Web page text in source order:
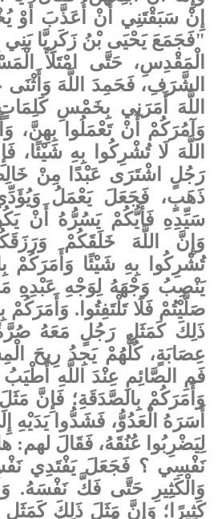
إِنْ سَبَقْتَنِي أَنْ أُعَذَّبَ
"فَجَمَعَ يَحْيَى بْنُ زَكَرِيَّا
الْمَقْدِسِ، حَتَّى امْتَلَأَ
الشَّرَفِ، فَحَمِدَ اللَّهَ وَأَثْنَى
اللَّهَ أَمَرَنِي بِخَمْسِ
وَآمُرَكُمْ أَنْ تَعْمَلُوا بِهِنَّ،
اللَّهَ لَا تُشْرِكُوا بِهِ
رَجُلٍ اشْتَرَى عَبْدًا مِنْ
ذَهَبٍ، فَجَعَلَ يَعْمَلُ
سَيِّدِهِ فَأَيُّكُمْ يَسُرُّهُ أَنْ
وَإِنَّ اللَّهَ خَلَقَكُمْ
تُشْرِكُوا بِهِ شَيْئًا وَأَمَرَكُمْ
يَنْصِبُ وَجْهَهُ لِوَجْهِ عَبْدِهِ مَا
صَلَّيْتُمْ فَلَا تَلْتَفِتُوا.
ذَلِكَ كَمَثَلِ رَجُلٍ مَعَهُ
عِصَابَةٍ، كُلُّهُمْ يَجِدُ رِيحَ
فَمِ الصَّائِمِ عِنْدَ اللَّهِ
وَأَمَرَكُمْ بِالصَّدَقَةِ؛ فَإِنَّ
أَسَرَهُ الْعَدُوُّ، فَشَدُّوا يَدَيْهِ
لِيَضْرِبُوا عُنُقَهُ، فَقَالَ لهم:
نَفْسِي ؟ فَجَعَلَ يَفْتَدِي
وَالْكَثِيرِ حَتَّى فَكَّ نَفْسَهُ.
كَثِيرًا؛ وَإِنَّ مَثَلَ ذَلِكَ